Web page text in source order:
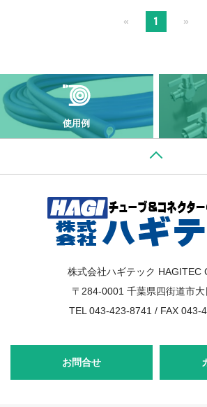
« 1 »
使用例
株式会社ハギテック HAGITEC
〒284-0001 千葉県四街道市
TEL 043-423-8741 / FAX 043-
お問合せ